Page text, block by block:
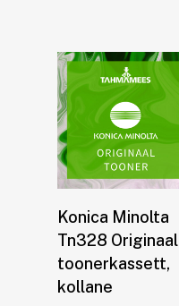
Lisa korvi
Konica Minolta
Tn328 Originaal
toonerkassett,
kollane